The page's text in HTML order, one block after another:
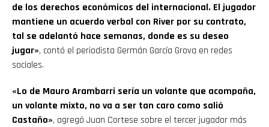
de los derechos económicos del internacional. El jugador
mantiene un acuerdo verbal con River por su contrato,
tal se adelantó hace semanas, donde es su deseo
jugar», contó el periodista Germán García Grova en redes
sociales.
«Lo de Mauro Arambarri sería un volante que acompaña,
un volante mixto, no va a ser tan caro como salió
Castaño», agregó Juan Cortese sobre el tercer jugador más